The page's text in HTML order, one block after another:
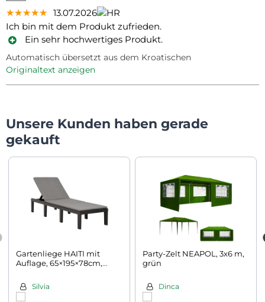
★★★★★
★★★★★
★★★★★ 13.07.2026
Ich bin mit dem Produkt zufrieden.
Ein sehr hochwertiges Produkt.
Automatisch übersetzt aus dem Kroatischen
Originaltext anzeigen
Unsere Kunden haben gerade
gekauft
Gartenliege HAITI mit
Auflage, 65×195×78cm,
Silvia
Party-Zelt NEAPOL, 3x6 m,
grün
Dinca